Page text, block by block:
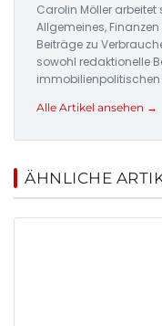
Carolin Möller
Allgemeines,
Beiträge zu
sowohl redaktionelle
immobilienpolitischen
Alle Artikel ansehen →
ÄHNLICHE